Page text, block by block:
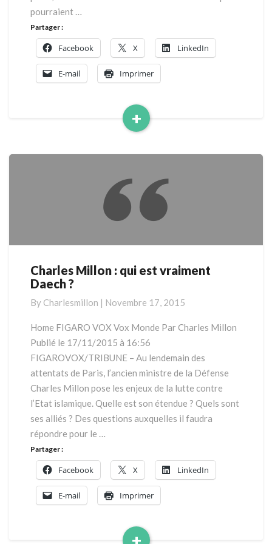
pourraient …
+
Read
Partager :
Facebook X LinkedIn
E-mail Imprimer
Charles
Millon
qui
est
Daech
?
Charles Millon : qui est vraiment
Daech ?
By Charlesmillon | Novembre 17, 2015
Home FIGARO VOX Vox Monde Par Charles Millon
Publié le 17/11/2015 à 16:56
FIGAROVOX/TRIBUNE – Au lendemain des
attentats de Paris, l’ancien ministre de la Défense
Charles Millon pose les enjeux de la lutte contre
l’Etat islamique. Quelle est son étendue ? Quels sont
ses alliés ? Des questions auxquelles il faudra
répondre pour le …
+
Partager :
Facebook X LinkedIn
E-mail Imprimer